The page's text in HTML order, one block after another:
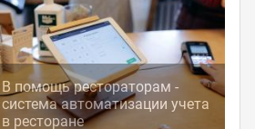
В помощь рестораторам -
система автоматизации учета
в ресторане